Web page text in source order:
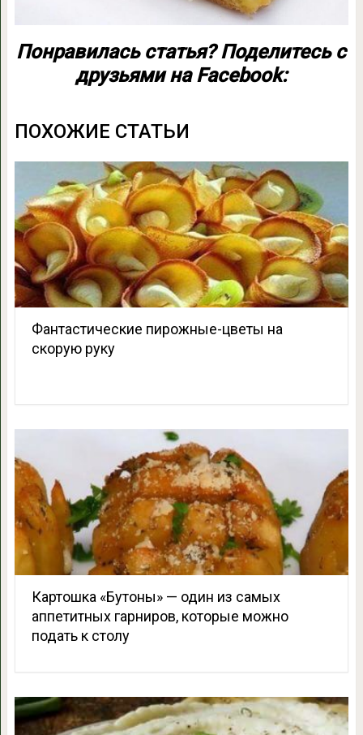
Понравилась статья? Поделитесь с
друзьями на Facebook:
ПОХОЖИЕ СТАТЬИ
Фантастические пирожные-цветы на
скорую руку
Картошка «Бутоны» — один из самых
аппетитных гарниров, которые можно
подать к столу